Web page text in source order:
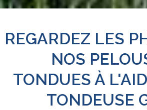
REGARDEZ LES
NOS
TONDUES À
TONDEUSE